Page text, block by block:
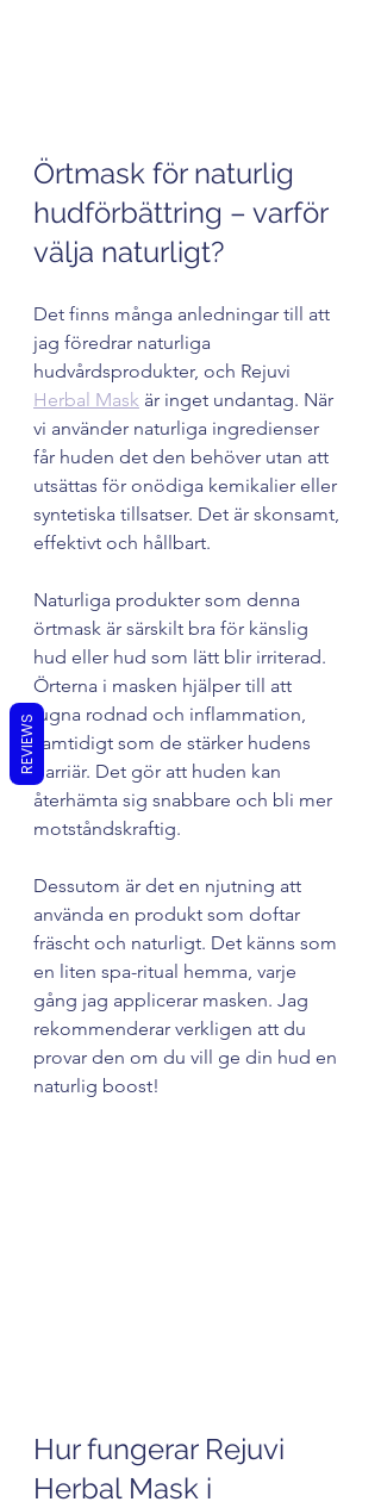
Örtmask för naturlig
hudförbättring – varför
välja naturligt?
Det finns många anledningar till att
jag föredrar naturliga
hudvårdsprodukter, och Rejuvi
Herbal Mask är inget undantag. När
vi använder naturliga ingredienser
får huden det den behöver utan att
utsättas för onödiga kemikalier eller
syntetiska tillsatser. Det är skonsamt,
effektivt och hållbart.
Naturliga produkter som denna
örtmask är särskilt bra för känslig
hud eller hud som lätt blir irriterad.
Örterna i masken hjälper till att
lugna rodnad och inflammation,
samtidigt som de stärker hudens
barriär. Det gör att huden kan
återhämta sig snabbare och bli mer
motståndskraftig.
Dessutom är det en njutning att
använda en produkt som doftar
fräscht och naturligt. Det känns som
en liten spa-ritual hemma, varje
gång jag applicerar masken. Jag
rekommenderar verkligen att du
provar den om du vill ge din hud en
naturlig boost!
Hur fungerar Rejuvi
Herbal Mask i
REVIEWS